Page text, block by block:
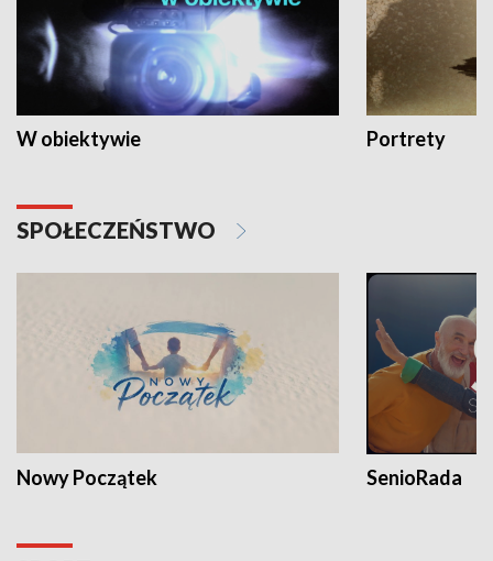
W obiektywie Portrety
SPOŁECZEŃSTWO
Nowy Początek SenioRada